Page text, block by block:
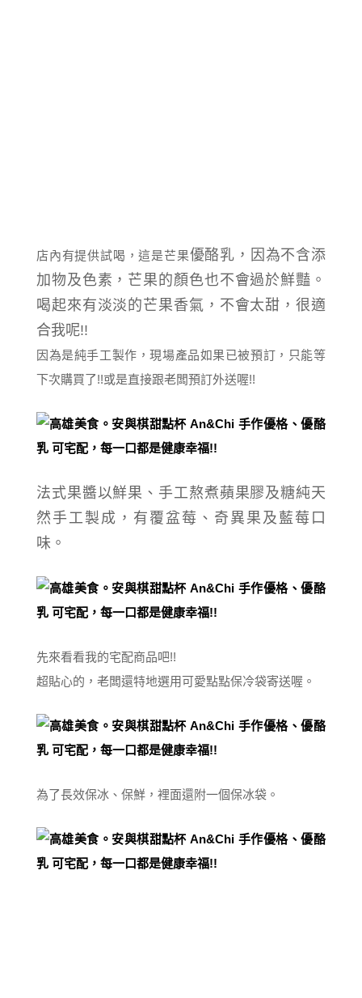
店內有提供試喝，這是芒果優酪乳，因為不含添
加物及色素，芒果的顏色也不會過於鮮豔。
喝起來有淡淡的芒果香氣，不會太甜，很適
合我呢!!
因為是純手工製作，現場產品如果已被預訂，只能等
下次購買了!!或是直接跟老闆預訂外送喔!!
法式果醬以鮮果、手工熬煮蘋果膠及糖純天
然手工製成，有覆盆莓、奇異果及藍莓口
味。
先來看看我的宅配商品吧!!
超貼心的，老闆還特地選用可愛點點保冷袋寄送喔。
為了長效保冰、保鮮，裡面還附一個保冰袋。